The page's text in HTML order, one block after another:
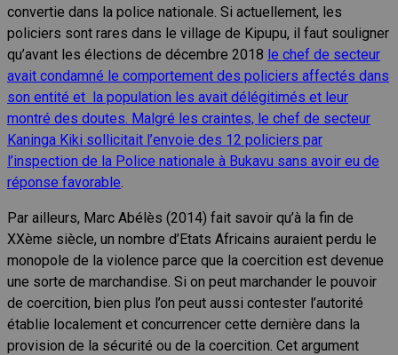
convertie dans la police nationale. Si actuellement, les
policiers sont rares dans le village de Kipupu, il faut souligner
qu’avant les élections de décembre 2018 le chef de secteur
avait condamné le comportement des policiers affectés dans
son entité et la population les avait délégitimés et leur
montré des doutes. Malgré les craintes, le chef de secteur
Kaninga Kiki sollicitait l’envoie des 12 policiers par
l’inspection de la Police nationale à Bukavu sans avoir eu de
réponse favorable
Par ailleurs, Marc Abélès (2014) fait savoir qu’à la fin de
XXème siècle, un nombre d’Etats Africains auraient perdu le
monopole de la violence parce que la coercition est devenue
une sorte de marchandise. Si on peut marchander le pouvoir
de coercition, bien plus l’on peut aussi contester l’autorité
établie localement et concurrencer cette dernière dans la
provision de la sécurité ou de la coercition. Cet argument